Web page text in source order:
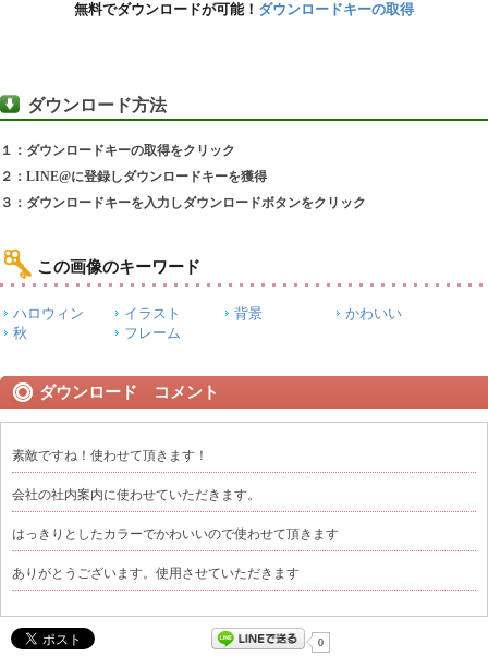
無料でダウンロードが可能！ ダウンロードキーの取得
ダウンロード方法
１：ダウンロードキーの取得をクリック
２：LINE@に登録しダウンロードキーを獲得
３：ダウンロードキーを入力しダウンロードボタンをクリック
この画像のキーワード
ハロウィン イラスト 背景
かわいい
秋
フレーム
ダウンロード コメント
素敵ですね！使わせて頂きます！
会社の社内案内に使わせていただきます。
はっきりとしたカラーでかわいいので使わせて頂きます
ありがとうございます。使用させていただきます
0